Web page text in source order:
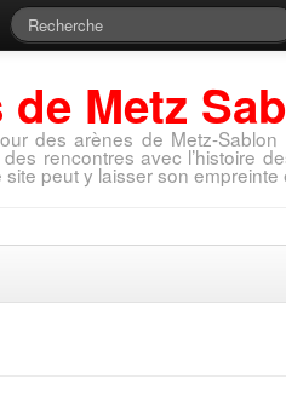
Metz
des arènes de Metz-
rencontres avec l’histoire
peut y laisser son